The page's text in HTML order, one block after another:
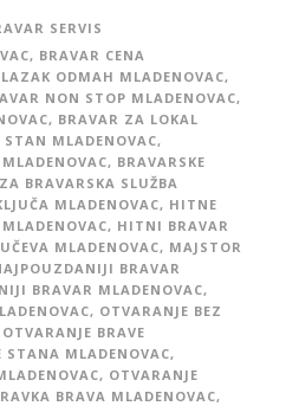
SERVIS
, BRAVAR CENA
ODMAH MLADENOVAC,
NON STOP MLADENOVAC,
, BRAVAR ZA LOKAL
MLADENOVAC,
, BRAVARSKE
BRAVARSKA SLUŽBA
MLADENOVAC, HITNE
, HITNI BRAVAR
MLADENOVAC, MAJSTOR
BRAVAR
BRAVAR MLADENOVAC,
, OTVARANJE BEZ
OTVARANJE BRAVE
STANA MLADENOVAC,
, OTVARANJE
BRAVA MLADENOVAC,